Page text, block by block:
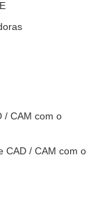
/ CAM com o
CAD / CAM com o